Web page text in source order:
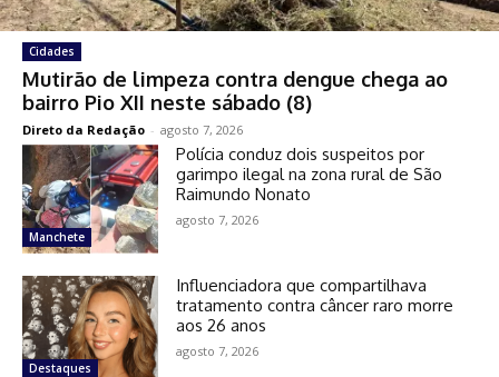
Cidades
Mutirão de limpeza contra dengue chega ao
bairro Pio XII neste sábado (8)
Direto da Redação - agosto 7, 2026
Manchete
Polícia conduz dois suspeitos por
garimpo ilegal na zona rural de São
Raimundo Nonato
agosto 7, 2026
Destaques
Influenciadora que compartilhava
tratamento contra câncer raro morre
aos 26 anos
agosto 7, 2026